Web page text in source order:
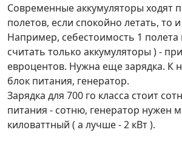
Современные аккумуляторы ходят
полетов, если спокойно летать, то
Например, себестоимость 1 полета
считать только аккумуляторы ) -
евроцентов. Нужна еще зарядка. К
блок питания, генератор.
Зарядка для 700 го класса стоит
питания - сотню, генератор нужен
киловаттный ( а лучше - 2 кВт ).